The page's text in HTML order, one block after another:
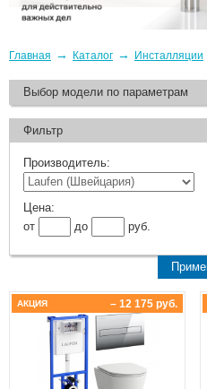
Главная → Каталог → Инсталляции
Выбор модели по параметрам
Фильтр
Производитель:
Цена:
от
до руб.
– 12 175 руб.
АКЦИЯ